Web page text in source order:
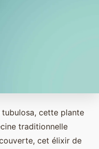
cette plante
traditionnelle
cet élixir de